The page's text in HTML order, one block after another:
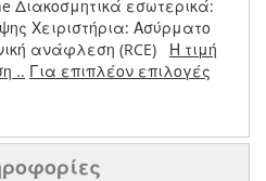
Διακοσμητικά εσωτερικά:
Χειριστήρια: Ασύρματο
ανάφλεση (RCE) Η τιμή
.. Για επιπλέον επιλογές